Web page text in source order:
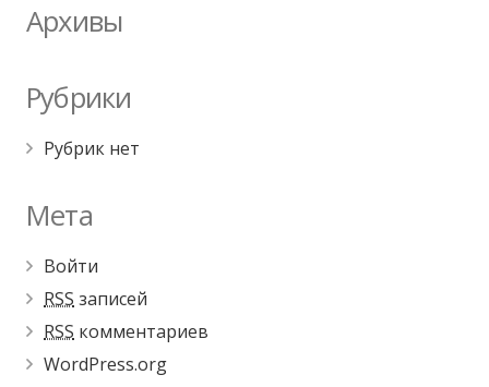
Архивы
Рубрики
Рубрик нет
Мета
Войти
RSS записей
RSS комментариев
WordPress.org